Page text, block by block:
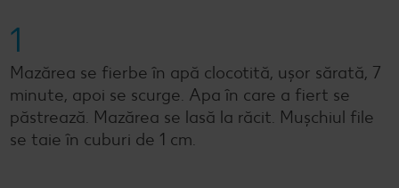
1
Mazărea se fierbe în apă clocotită, ușor sărată, 7
minute, apoi se scurge. Apa în care a fiert se
păstrează. Mazărea se lasă la răcit. Muşchiul file
se taie în cuburi de 1 cm.